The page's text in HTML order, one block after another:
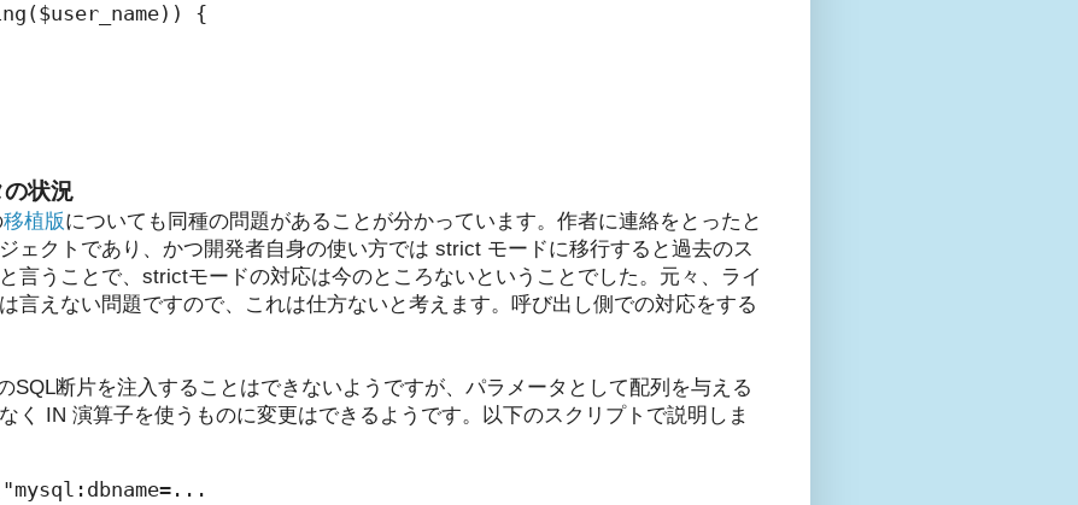
{
状況
移植版についても同種の問題があることが分かっています。作者に連絡をとったと
ェクトであり、かつ開発者自身の使い方では strict モードに移行すると過去のス
言うことで、strictモードの対応は今のところないということでした。元々、ライ
言えない問題ですので、これは仕方ないと考えます。呼び出し側での対応をする
SQL断片を注入することはできないようですが、パラメータとして配列を与える
く IN 演算子を使うものに変更はできるようです。以下のスクリプトで説明しま